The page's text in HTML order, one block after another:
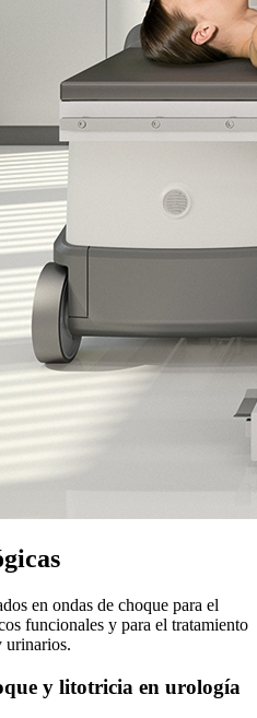
en ondas de choque para el
funcionales y para el tratamiento
urinarios.
y litotricia en urología